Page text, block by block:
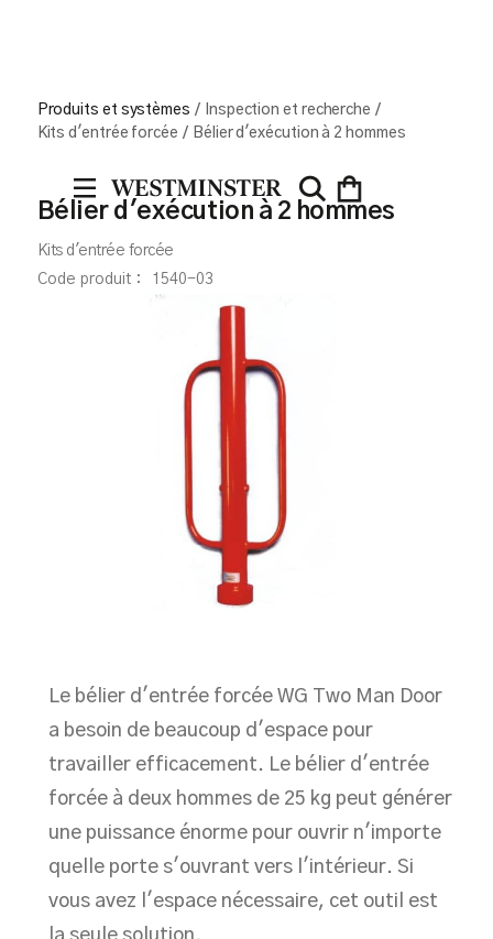
Produits et systèmes / Inspection et recherche /
Kits d'entrée forcée / Bélier d'exécution à 2 hommes
Bélier d'exécution à 2 hommes
Kits d'entrée forcée
Code produit :
1540-03
Le bélier d'entrée forcée WG Two Man Door
a besoin de beaucoup d'espace pour
travailler efficacement. Le bélier d'entrée
forcée à deux hommes de 25 kg peut générer
une puissance énorme pour ouvrir n'importe
quelle porte s'ouvrant vers l'intérieur. Si
vous avez l'espace nécessaire, cet outil est